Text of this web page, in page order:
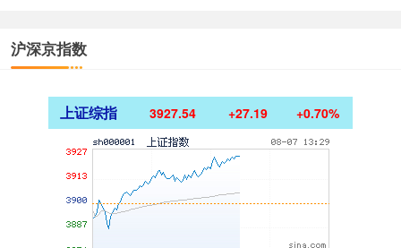
沪深京指数
上证综指 3927.54 +27.19 +0.70%